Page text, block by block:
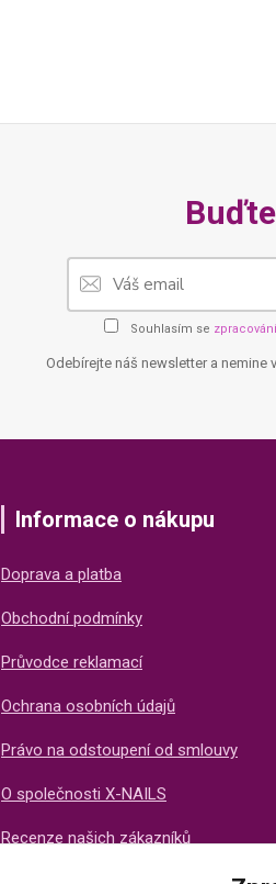
Souhlasím se
Odebírejte náš newsletter a nemine
Informace o nákupu
Doprava a platba
Obchodní podmínky
Průvodce reklamací
Ochrana osobních údajů
Právo na odstoupení od smlouvy
O společnosti X-NAILS
Recenze našich zákazníků